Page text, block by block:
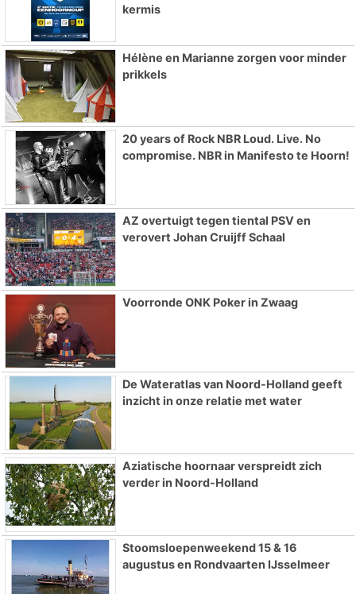
kermis
Hélène en Marianne zorgen voor minder
prikkels
20 years of Rock NBR Loud. Live. No
compromise. NBR in Manifesto te Hoorn!
AZ overtuigt tegen tiental PSV en
verovert Johan Cruijff Schaal
Voorronde ONK Poker in Zwaag
De Wateratlas van Noord-Holland geeft
inzicht in onze relatie met water
Aziatische hoornaar verspreidt zich
verder in Noord-Holland
Stoomsloepenweekend 15 & 16
augustus en Rondvaarten IJsselmeer